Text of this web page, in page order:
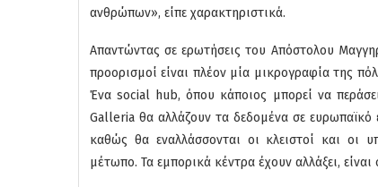
ανθρώπων», είπε χαρακτηριστικά.
Απαντώντας σε ερωτήσεις του Απόστολου
προορισμοί είναι πλέον μία μικρογραφία της
Ένα social hub, όπου κάποιος μπορεί να
Galleria θα αλλάζουν τα δεδομένα σε ευρωπαϊκό
καθώς θα εναλλάσσονται οι κλειστοί και οι
μέτωπο. Τα εμπορικά κέντρα έχουν αλλάξει,